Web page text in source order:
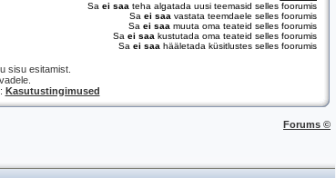
Sa ei saa teha algatada uusi teemasid selles foorumis
Sa ei saa vastata teemdaele selles foorumis
Sa ei saa muuta oma teateid selles foorumis
Sa ei saa kustutada oma teateid selles foorumis
Sa ei saa hääletada küsitlustes selles foorumis
sisu esitamist.
Kasutustingimused
Forums ©